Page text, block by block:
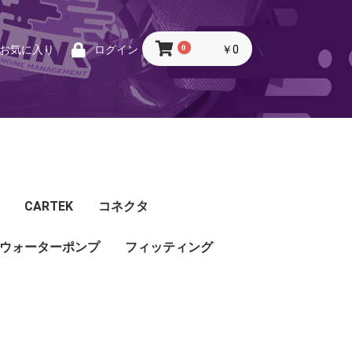
気に入り ログイン 0 ￥0
CARTEK
CARTEK
コネクタ
Lambda
Ignition
Injector
Throttle. Accele
Honda
Subaru
Toyota
Mazda
Mitsubishi
Nissan
Porsche
その他
ウォーターポンプ フィッティング